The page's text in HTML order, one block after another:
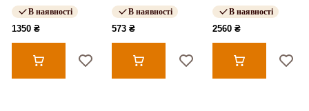
В наявності
1350 ₴
В наявності
573 ₴
В наявності
2560 ₴